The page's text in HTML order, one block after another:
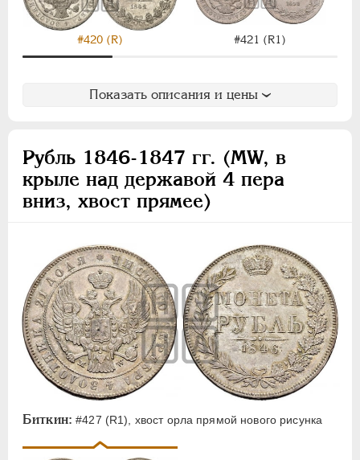
#420 (R) #421 (R1)
Показать описания и цены
Рубль 1846-1847 гг. (MW, в
крыле над державой 4 пера
вниз, хвост прямее)
Биткин: #427 (R1), хвост орла прямой нового рисунка